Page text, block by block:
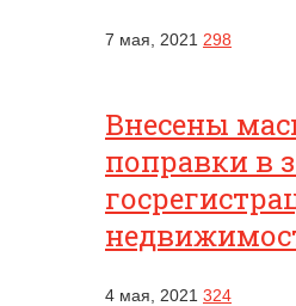
7 мая, 2021 298
Внесены
поправки в
4 мая, 2021 324